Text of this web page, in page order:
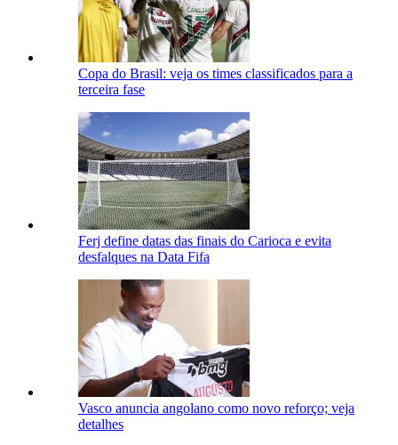
Copa do Brasil: veja os times classificados para a
terceira fase
Ferj define datas das finais do Carioca e evita
desfalques na Data Fifa
Vasco anuncia angolano como novo reforço; veja
detalhes